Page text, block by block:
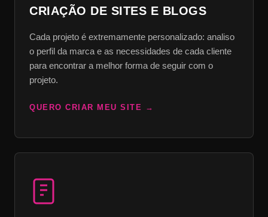
CRIAÇÃO DE SITES E BLOGS
Cada projeto é extremamente personalizado: analiso
o perfil da marca e as necessidades de cada cliente
para encontrar a melhor forma de seguir com o
projeto.
QUERO CRIAR MEU SITE